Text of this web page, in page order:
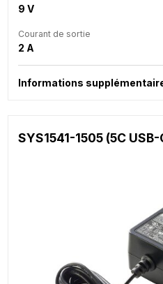
9 V
Courant de sortie
2 A
Informations
SYS1541-1505 (5C